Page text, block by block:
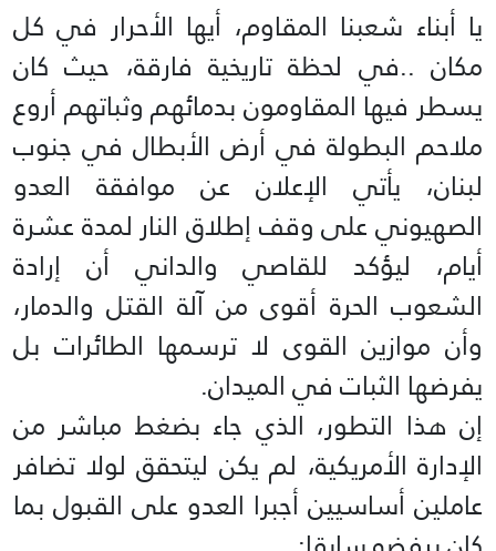
يا أبناء شعبنا المقاوم، أيها الأحرار في كل
مكان ..في لحظة تاريخية فارقة، حيث كان
يسطر فيها المقاومون بدمائهم وثباتهم أروع
ملاحم البطولة في أرض الأبطال في جنوب
لبنان، يأتي الإعلان عن موافقة العدو
الصهيوني على وقف إطلاق النار لمدة عشرة
أيام، ليؤكد للقاصي والداني أن إرادة
الشعوب الحرة أقوى من آلة القتل والدمار،
وأن موازين القوى لا ترسمها الطائرات بل
يفرضها الثبات في الميدان.
إن هذا التطور، الذي جاء بضغط مباشر من
الإدارة الأمريكية، لم يكن ليتحقق لولا تضافر
عاملين أساسيين أجبرا العدو على القبول بما